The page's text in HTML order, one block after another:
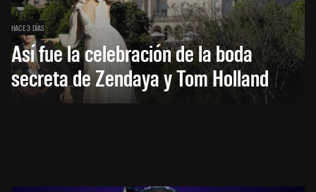
HACE 3 DÍAS
Así fue la celebración de la boda
secreta de Zendaya y Tom Holland